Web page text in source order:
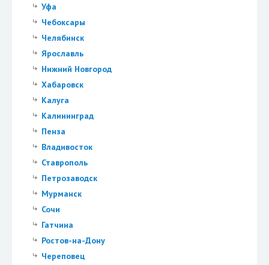
Уфа
Чебоксары
Челябинск
Ярославль
Нижний Новгород
Хабаровск
Калуга
Калининград
Пенза
Владивосток
Ставрополь
Петрозаводск
Мурманск
Сочи
Гатчина
Ростов-на-Дону
Череповец